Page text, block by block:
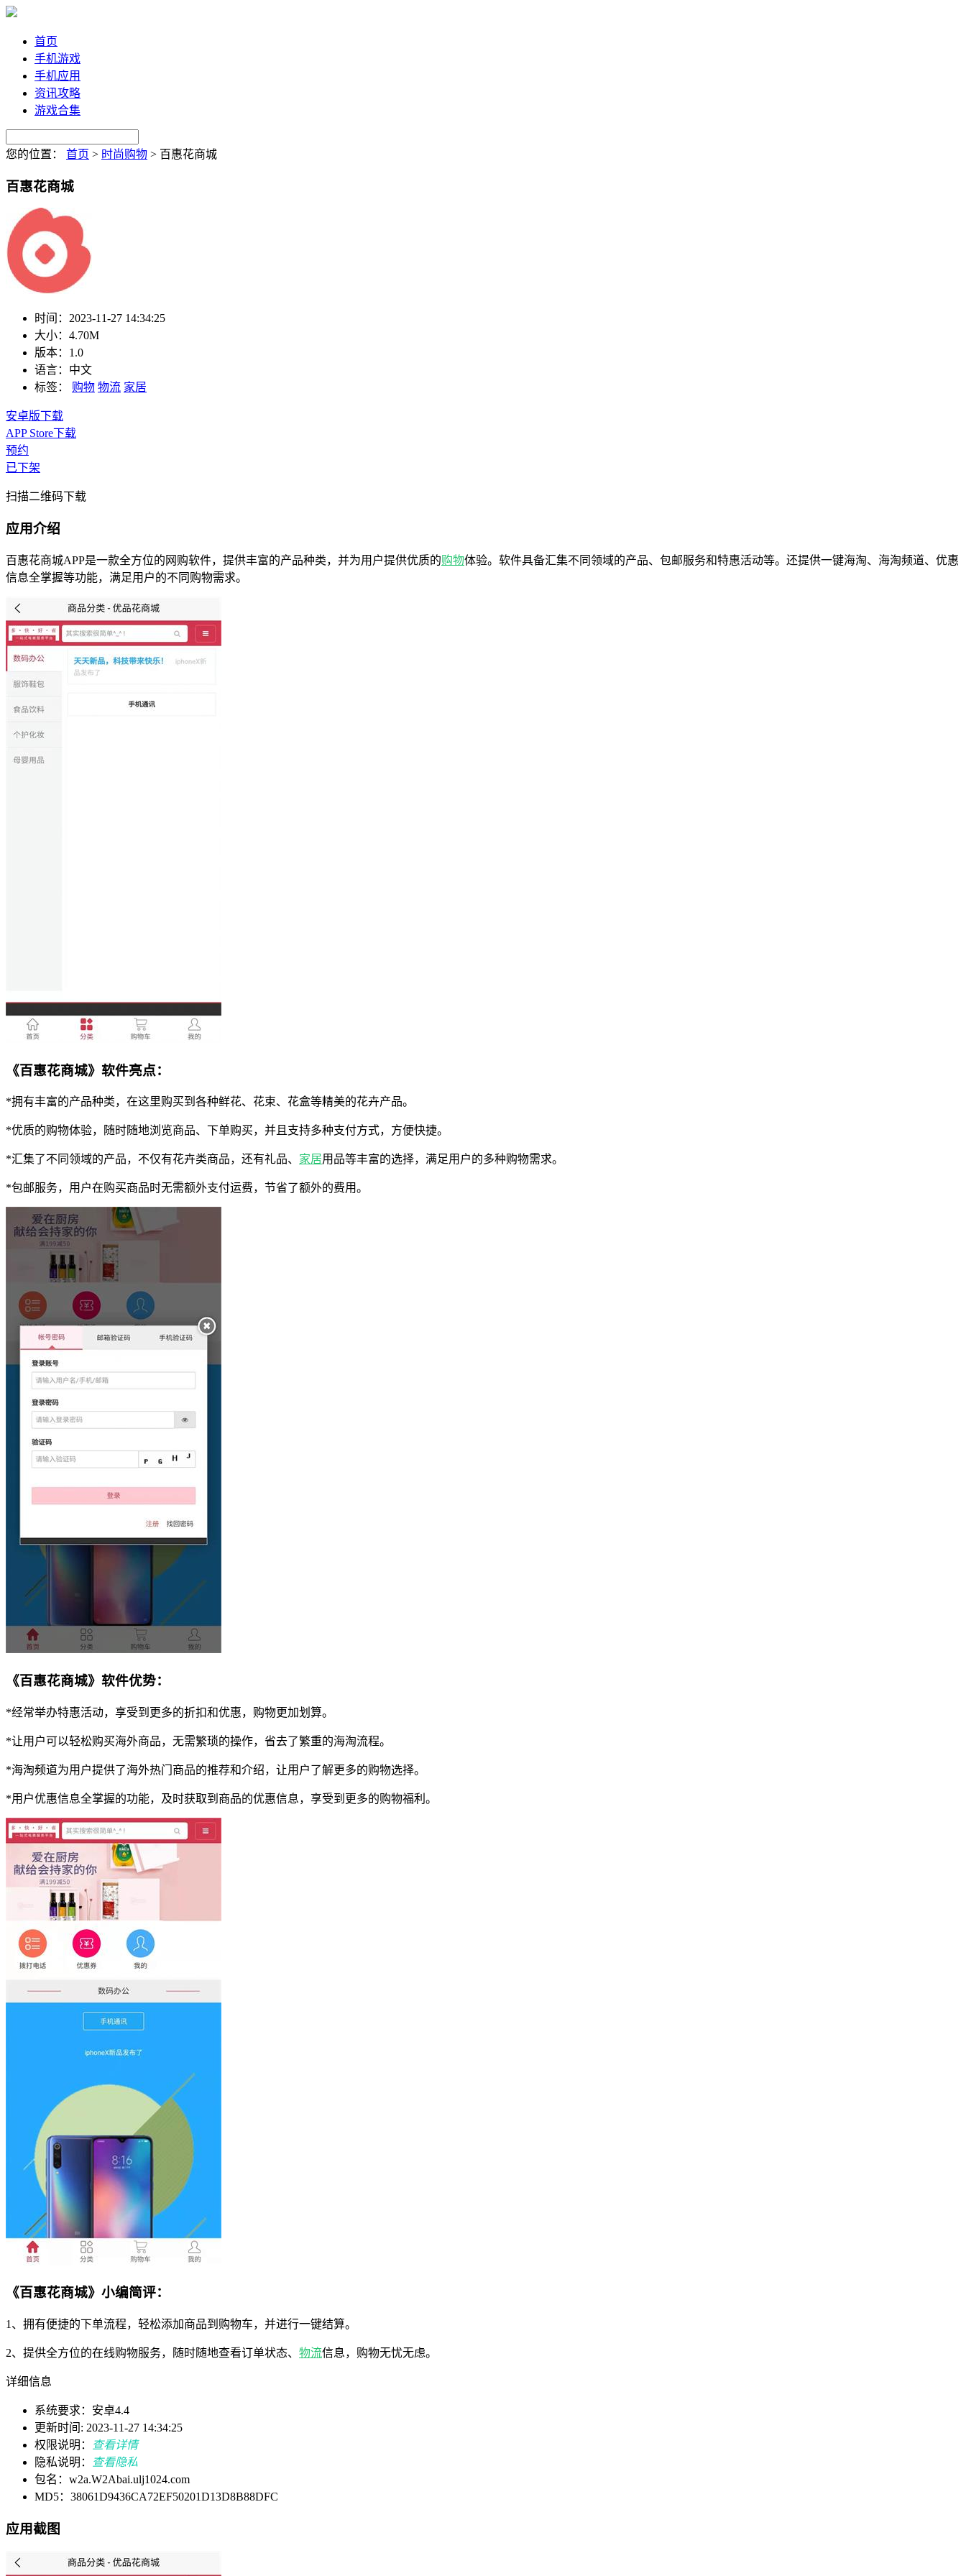
首页
手机游戏
手机应用
资讯攻略
游戏合集
您的位置： 首页 > 时尚购物 > 百惠花商城
百惠花商城
时间： 2023-11-27 14:34:25
大小： 4.70M
版本： 1.0
语言： 中文
标签：
购物 物流 家居
安卓版下载
APP Store下载
预约
已下架
扫描二维码下载
应用介绍
百惠花商城APP是一款全方位的网购软件，提供丰富的产品种类，并为用户提供优质的购物体验。软件具备汇集不同领域的产品、包邮服务和特惠活动等。还提供一键海淘、海淘频道、优惠
信息全掌握等功能，满足用户的不同购物需求。
《百惠花商城》软件亮点：
*拥有丰富的产品种类，在这里购买到各种鲜花、花束、花盒等精美的花卉产品。
*优质的购物体验，随时随地浏览商品、下单购买，并且支持多种支付方式，方便快捷。
*汇集了不同领域的产品，不仅有花卉类商品，还有礼品、 家居用品等丰富的选择，满足用户的多种购物需求。
*包邮服务，用户在购买商品时无需额外支付运费，节省了额外的费用。
《百惠花商城》软件优势：
*经常举办特惠活动，享受到更多的折扣和优惠，购物更加划算。
*让用户可以轻松购买海外商品，无需繁琐的操作，省去了繁重的海淘流程。
*海淘频道为用户提供了海外热门商品的推荐和介绍，让用户了解更多的购物选择。
*用户优惠信息全掌握的功能，及时获取到商品的优惠信息，享受到更多的购物福利。
《百惠花商城》小编简评：
1、拥有便捷的下单流程，轻松添加商品到购物车，并进行一键结算。
2、提供全方位的在线购物服务，随时随地查看订单状态、 物流信息，购物无忧无虑。
详细信息
系统要求：安卓4.4
更新时间: 2023-11-27 14:34:25
权限说明：
查看详情
隐私说明：
查看隐私
包名：w2a.W2Abai.ulj1024.com
MD5：38061D9436CA72EF50201D13D8B88DFC
应用截图